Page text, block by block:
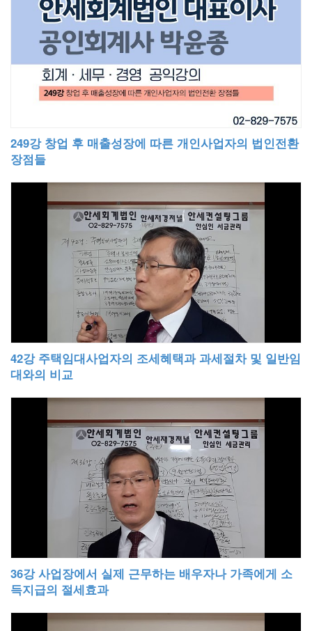
249강 창업 후 매출성장에 따른 개인사업자의 법인전환
장점들
42강 주택임대사업자의 조세혜택과 과세절차 및 일반임
대와의 비교
36강 사업장에서 실제 근무하는 배우자나 가족에게 소
득지급의 절세효과